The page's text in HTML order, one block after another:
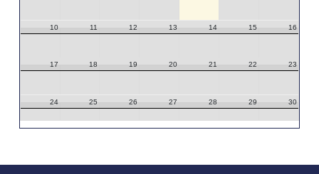
10 11 12 13 14 15 16
17 18 19 20 21 22 23
24 25 26 27 28 29 30